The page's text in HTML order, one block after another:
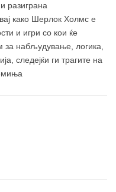
разиграна
како Шерлок Холмс е
и игри со кои ќе
за набљудување, логика,
следејќи ги трагите на